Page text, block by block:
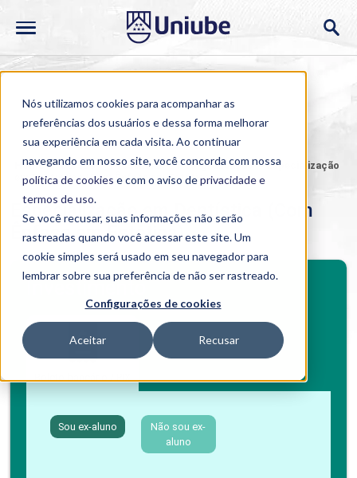
Nós utilizamos cookies para acompanhar as
preferências dos usuários e dessa forma melhorar
sua experiência em cada visita. Ao continuar
navegando em nosso site, você concorda com nossa
política de cookies e com o aviso deprivacidade e
termos de uso.
Se você recusar, suas informações não serão
rastreadas quando você acessar este site. Um
cookie simples será usado em seu navegador para
lembrar sobre sua preferência de não ser rastreado.
Configurações de cookies
Aceitar Recusar
Home > Cursos > Presencial > Pós-graduação >Especialização
em Dentística (Com Ênfase em Estética)
Especialização em Dentística (Com
Ênfase em Estética)
Investimento
Boleto bancário / PIX
Sou ex-aluno
Não sou ex-
aluno
BENEFÍCIOS
Benefícios pós-graduação